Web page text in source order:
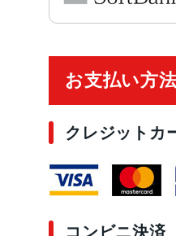
お支払い方
クレジットカ
コンビニ決済